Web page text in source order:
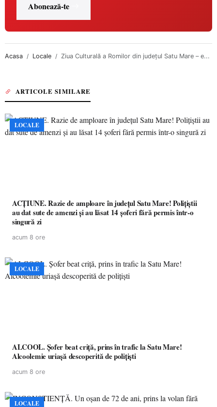
Abonează-te
Acasa Locale Ziua Culturală a Romilor din județul Satu Mare – e...
ARTICOLE SIMILARE
LOCALE
ACȚIUNE. Razie de amploare în județul Satu Mare! Polițiștii
au dat sute de amenzi și au lăsat 14 șoferi fără permis într-o
singură zi
acum 8 ore
LOCALE
ALCOOL. Șofer beat criță, prins în trafic la Satu Mare!
Alcoolemie uriașă descoperită de polițiști
acum 8 ore
LOCALE